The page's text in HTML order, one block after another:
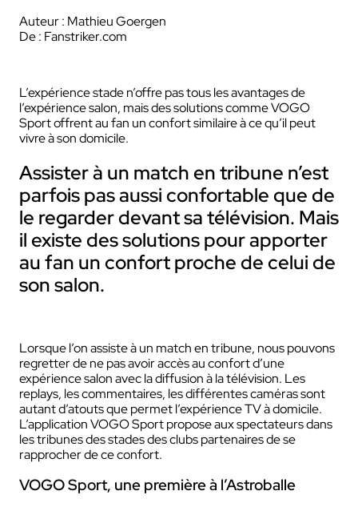
Auteur : Mathieu Goergen
De : Fanstriker.com
L’expérience stade n’offre pas tous les avantages de
l’expérience salon, mais des solutions comme VOGO
Sport offrent au fan un confort similaire à ce qu’il peut
vivre à son domicile.
Assister à un match en tribune n’est
parfois pas aussi confortable que de
le regarder devant sa télévision. Mais
il existe des solutions pour apporter
au fan un confort proche de celui de
son salon.
Lorsque l’on assiste à un match en tribune, nous pouvons
regretter de ne pas avoir accès au confort d’une
expérience salon avec la diffusion à la télévision. Les
replays, les commentaires, les différentes caméras sont
autant d’atouts que permet l’expérience TV à domicile.
L’application VOGO Sport propose aux spectateurs dans
les tribunes des stades des clubs partenaires de se
rapprocher de ce confort.
VOGO Sport, une première à l’Astroballe